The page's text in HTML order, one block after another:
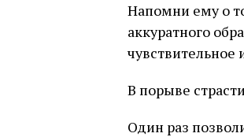
Напомни ему о
аккуратного
чувствительное
В порыве
Один раз